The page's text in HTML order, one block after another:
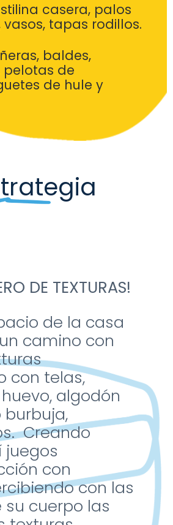
casera, palos
tapas rodillos.
baldes,
pelotas de
de hule y
DE TEXTURAS!
de la casa
camino con
con telas,
huevo, algodón
Creando
juegos
con
conlas
su cuerpo las